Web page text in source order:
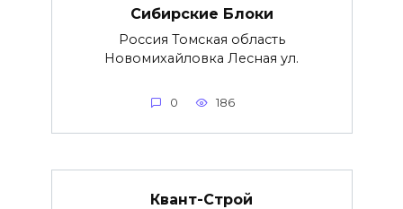
Сибирские Блоки
Россия Томская область
Новомихайловка Лесная ул.
0 186
Квант-Строй